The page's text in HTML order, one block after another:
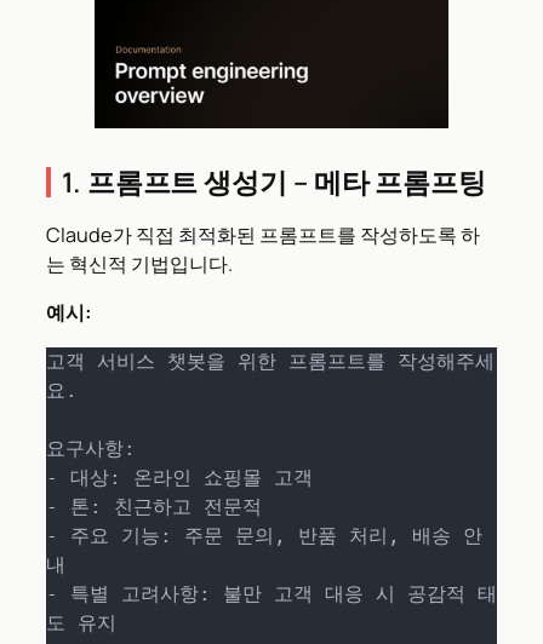
1. 프롬프트 생성기 – 메타 프롬프팅
Claude가 직접 최적화된 프롬프트를 작성하도록 하
는 혁신적 기법입니다.
예시:
고객 서비스 챗봇을 위한 프롬프트를 작성해주세
요.
요구사항:
- 대상: 온라인 쇼핑몰 고객
- 톤: 친근하고 전문적
- 주요 기능: 주문 문의, 반품 처리, 배송 안
내
- 특별 고려사항: 불만 고객 대응 시 공감적 태
도 유지